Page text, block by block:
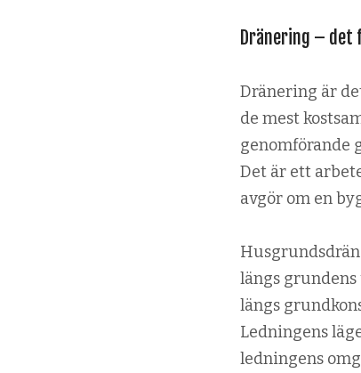
Dränering – det
Dränering är
de mest
genomförande
Det är ett
avgör om en
längs
längs
Ledningens
ledningens